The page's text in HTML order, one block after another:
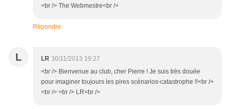
<br /> The Webmestre<br />
Répondre
L LR 30/11/2013 19:27
<br /> Bienvenue au club, cher Pierre ! Je suis très douée
pour imaginer toujours les pires scénarios-catastrophe !!<br />
<br /> <br /> LR<br />